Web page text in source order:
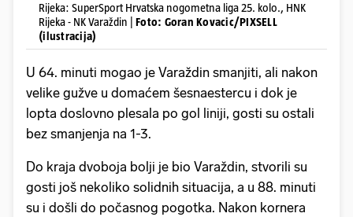
Rijeka: SuperSport Hrvatska nogometna liga 25. kolo., HNK
Rijeka - NK Varaždin | Foto: Goran Kovacic/PIXSELL
(ilustracija)
U 64. minuti mogao je Varaždin smanjiti, ali nakon
velike gužve u domaćem šesnaestercu i dok je
lopta doslovno plesala po gol liniji, gosti su ostali
bez smanjenja na 1-3.
Do kraja dvoboja bolji je bio Varaždin, stvorili su
gosti još nekoliko solidnih situacija, a u 88. minuti
su i došli do počasnog pogotka. Nakon kornera